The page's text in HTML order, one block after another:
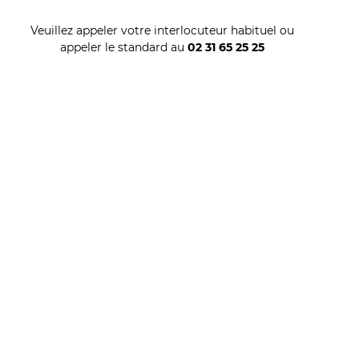
Veuillez appeler votre interlocuteur habituel ou
appeler le standard au 02 31 65 25 25